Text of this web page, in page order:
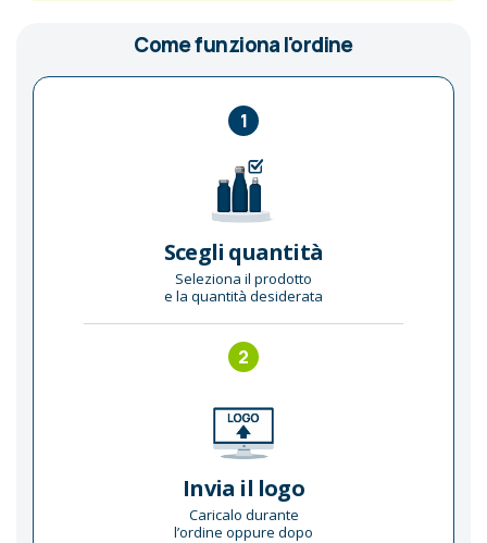
Come funziona l'ordine
1
Scegli quantità
Seleziona il prodotto
e la quantità desiderata
2
Invia il logo
Caricalo durante
l’ordine oppure dopo